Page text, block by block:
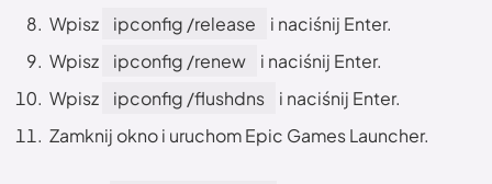
Wpisz
ipconfig /release
i naciśnij Enter.
Wpisz
ipconfig /renew
i naciśnij Enter.
Wpisz
ipconfig /flushdns
i naciśnij Enter.
Zamknij okno i uruchom Epic Games Launcher.